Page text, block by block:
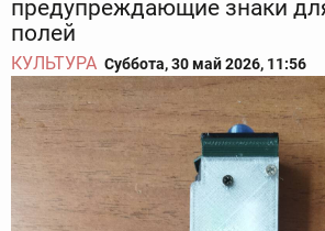
предупреждающие знаки
полей
КУЛЬТУРА Суббота, 30 май 2026, 11:56